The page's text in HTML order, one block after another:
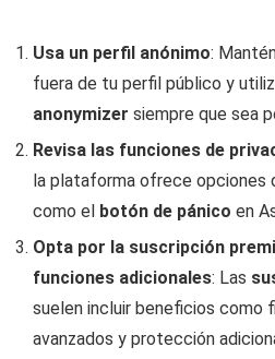
Usa un perfil anónimo:
fuera de tu perfil público y
anonymizer siempre que sea
Revisa las funciones de
la plataforma ofrece opciones
como el botón de pánico en
Opta por la suscripción
funciones adicionales: Las
suelen incluir beneficios como
avanzados y protección